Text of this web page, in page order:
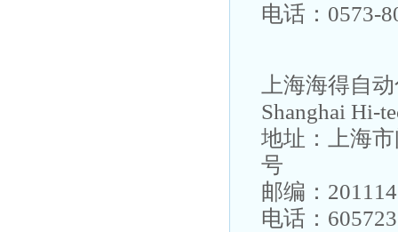
电话：0573-
上海海得自
Shanghai Hi-
地址：上海
号
邮编：201114
电话：